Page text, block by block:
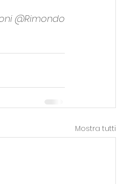
@Rimondo
Mostra tutti